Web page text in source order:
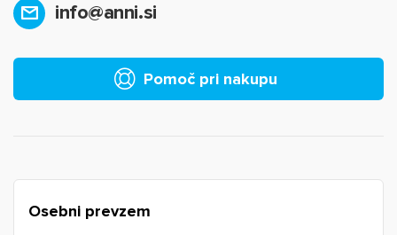
info@anni.si
Pomoč pri nakupu
Osebni prevzem